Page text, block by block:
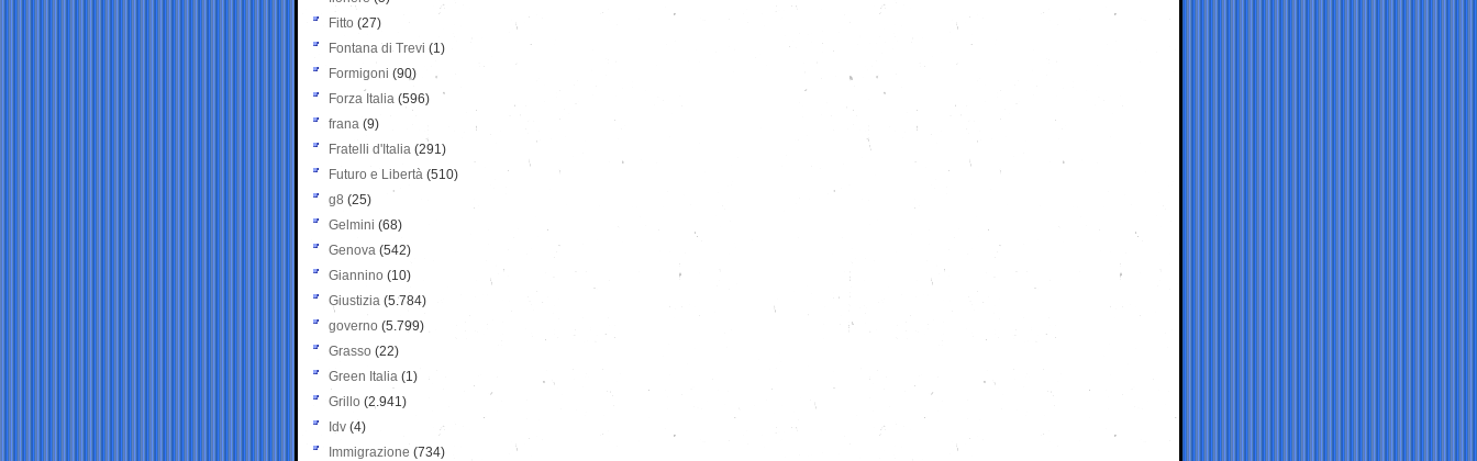
Fitto (27)
Fontana di Trevi (1)
Formigoni (90)
Forza Italia (596)
frana (9)
Fratelli d'Italia (291)
Futuro e Libertà (510)
g8 (25)
Gelmini (68)
Genova (542)
Giannino (10)
Giustizia (5.784)
governo (5.799)
Grasso (22)
Green Italia (1)
Grillo (2.941)
Idv (4)
Immigrazione (734)